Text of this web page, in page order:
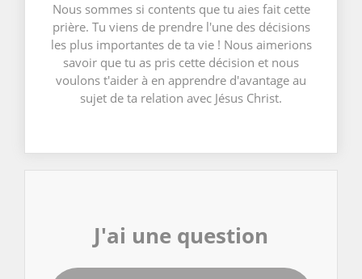
Nous sommes si contents que tu aies fait cette
prière. Tu viens de prendre l'une des décisions
les plus importantes de ta vie ! Nous aimerions
savoir que tu as pris cette décision et nous
voulons t'aider à en apprendre d'avantage au
sujet de ta relation avec Jésus Christ.
J'ai une question